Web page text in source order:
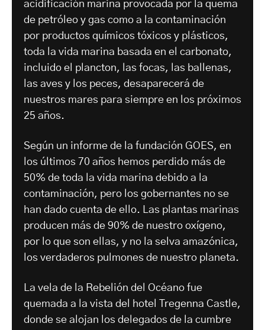
acidificación marina provocada por la quema
de petróleo y gas como a la contaminación
por productos químicos tóxicos y plásticos,
toda la vida marina basada en el carbonato,
incluido el plancton, las focas, las ballenas,
las aves y los peces, desaparecerá de
nuestros mares para siempre en los próximos
25 años.
Según un informe de la fundación GOES, en
los últimos 70 años hemos perdido más de
50% de toda la vida marina debido a la
contaminación, pero los gobernantes no se
han dado cuenta de ello. Las plantas marinas
producen más de 90% de nuestro oxígeno,
por lo que son ellas, y no la selva amazónica,
los verdaderos pulmones de nuestro planeta.
La vela de la Rebelión del Océano fue
quemada a la vista del hotel Tregenna Castle,
donde se alojan los delegados de la cumbre